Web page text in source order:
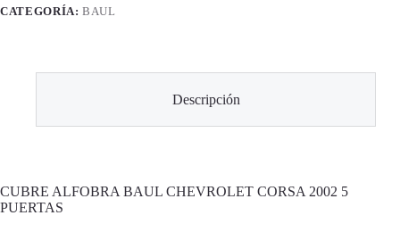
CATEGORÍA:BAUL
Descripción
CUBRE ALFOBRA BAUL CHEVROLET CORSA 2002 5
PUERTAS